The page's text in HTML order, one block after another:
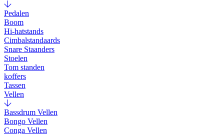
Pedalen
Boom
Hi-hatstands
Cimbalstandaards
Snare Staanders
Stoelen
Tom standen
koffers
Tassen
Vellen
Bassdrum Vellen
Bongo Vellen
Conga Vellen